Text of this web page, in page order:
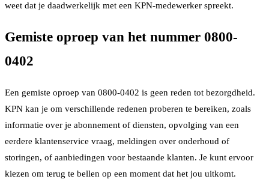
weet dat je daadwerkelijk met een KPN-medewerker spreekt.
Gemiste oproep van het nummer 0800-
0402
Een gemiste oproep van 0800-0402 is geen reden tot bezorgdheid.
KPN kan je om verschillende redenen proberen te bereiken, zoals
informatie over je abonnement of diensten, opvolging van een
eerdere klantenservice vraag, meldingen over onderhoud of
storingen, of aanbiedingen voor bestaande klanten. Je kunt ervoor
kiezen om terug te bellen op een moment dat het jou uitkomt.